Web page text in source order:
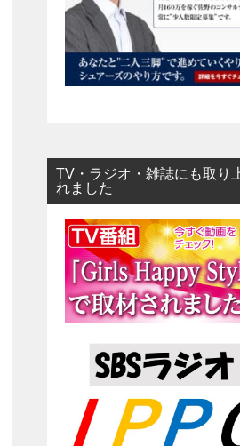
TV・ラジオ・雑誌にも取り
れました